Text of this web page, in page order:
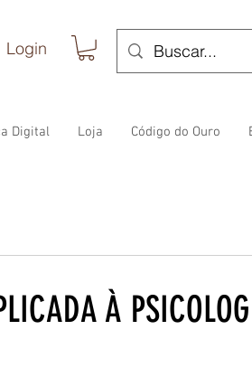
Login
Digital Loja Código do Ouro
À